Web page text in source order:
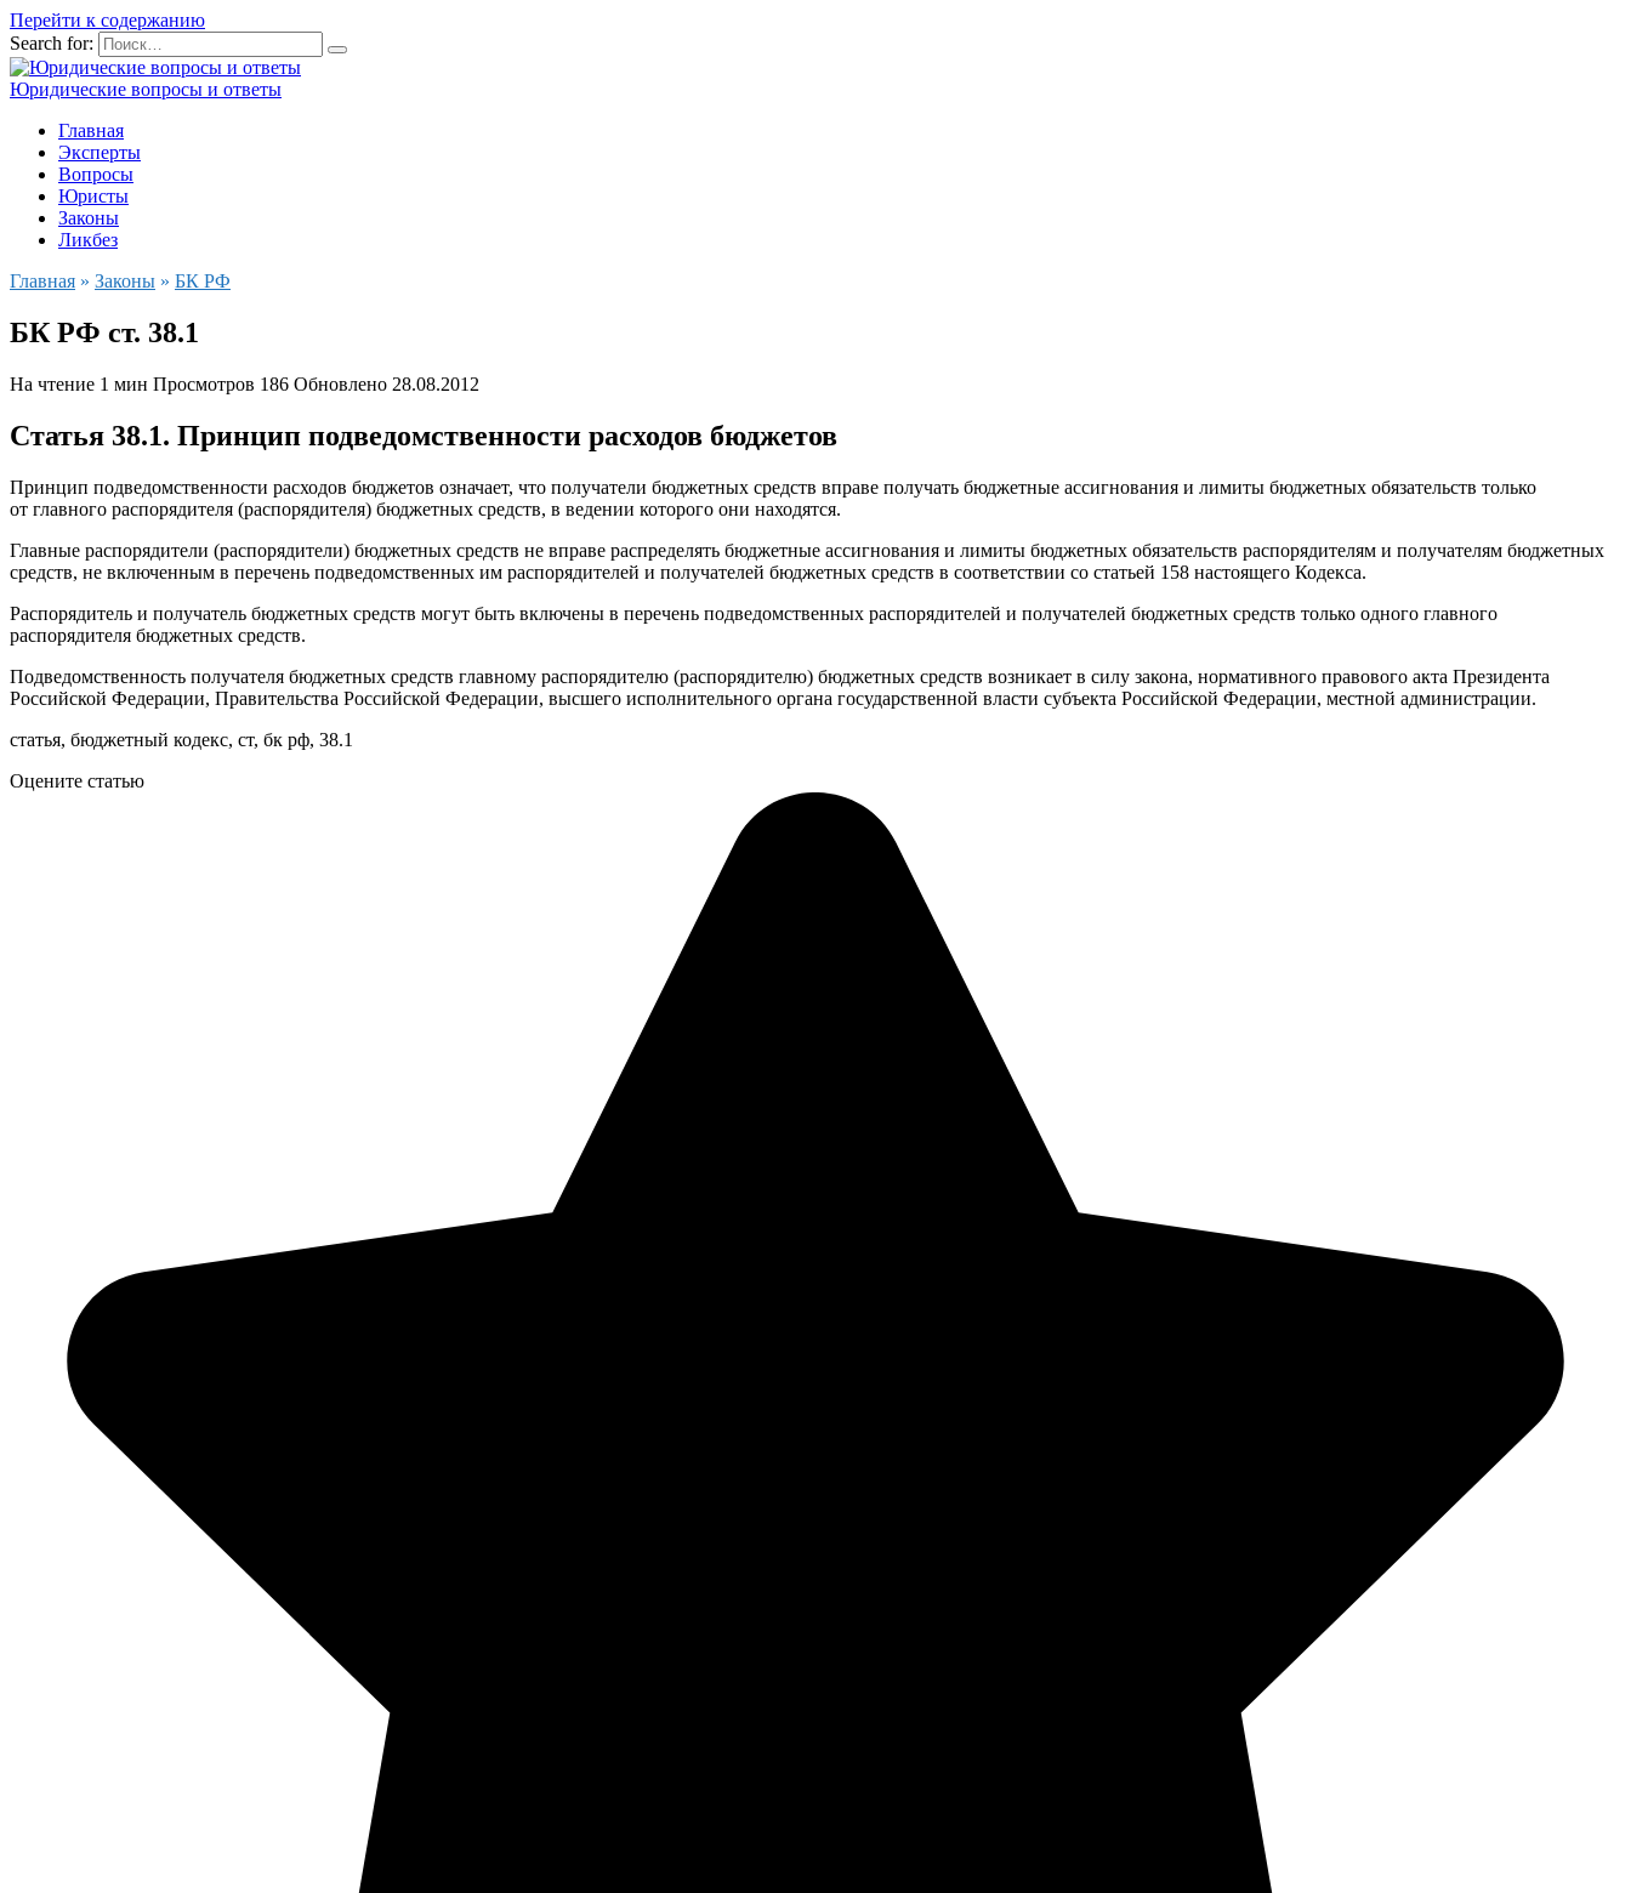
Перейти к содержанию
Search for:
Юридические вопросы и ответы
Главная
Эксперты
Вопросы
Юристы
Законы
Ликбез
Главная » Законы » БК РФ
БК РФ ст. 38.1
На чтение 1 мин Просмотров 186 Обновлено 28.08.2012
Статья 38.1. Принцип подведомственности расходов бюджетов
Принцип подведомственности расходов бюджетов означает, что получатели бюджетных средств вправе получать бюджетные ассигнования и лимиты бюджетных обязательств только
от главного распорядителя (распорядителя) бюджетных средств, в ведении которого они находятся.
Главные распорядители (распорядители) бюджетных средств не вправе распределять бюджетные ассигнования и лимиты бюджетных обязательств распорядителям и получателям бюджетных
средств, не включенным в перечень подведомственных им распорядителей и получателей бюджетных средств в соответствии со статьей 158 настоящего Кодекса.
Распорядитель и получатель бюджетных средств могут быть включены в перечень подведомственных распорядителей и получателей бюджетных средств только одного главного
распорядителя бюджетных средств.
Подведомственность получателя бюджетных средств главному распорядителю (распорядителю) бюджетных средств возникает в силу закона, нормативного правового акта Президента
Российской Федерации, Правительства Российской Федерации, высшего исполнительного органа государственной власти субъекта Российской Федерации, местной администрации.
статья, бюджетный кодекс, ст, бк рф, 38.1
Оцените статью